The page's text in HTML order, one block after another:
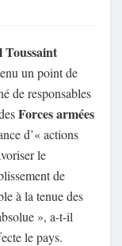
un point de
de responsables
Forces armées
d’« actions
le
de
à la tenue des
», a-t-il
le pays.